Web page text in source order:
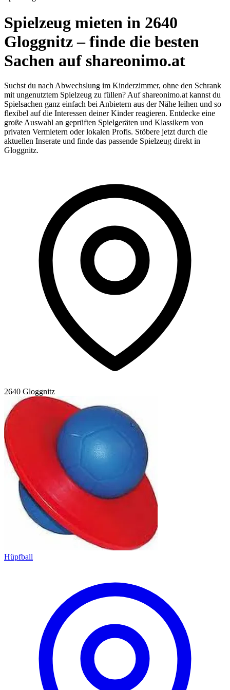
Spielzeug mieten in 2640
Gloggnitz – finde die besten
Sachen auf shareonimo.at
Suchst du nach Abwechslung im Kinderzimmer, ohne den Schrank
mit ungenutztem Spielzeug zu füllen? Auf shareonimo.at kannst du
Spielsachen ganz einfach bei Anbietern aus der Nähe leihen und so
flexibel auf die Interessen deiner Kinder reagieren. Entdecke eine
große Auswahl an geprüften Spielgeräten und Klassikern von
privaten Vermietern oder lokalen Profis. Stöbere jetzt durch die
aktuellen Inserate und finde das passende Spielzeug direkt in
Gloggnitz.
2640 Gloggnitz
Hüpfball